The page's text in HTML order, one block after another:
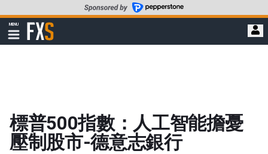
至
要
MENU
顯
示
FXStreet
標普500指數：人工智能擔憂
壓制股市-德意志銀行